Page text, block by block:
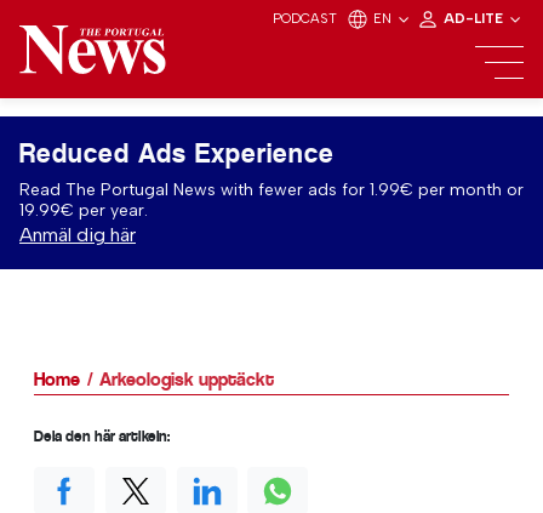
PODCAST EN AD-LITE
Reduced Ads Experience
Read The Portugal News with fewer ads for 1.99€ per month or
19.99€ per year.
Anmäl dig här
Home Arkeologisk upptäckt
Dela den här artikeln: